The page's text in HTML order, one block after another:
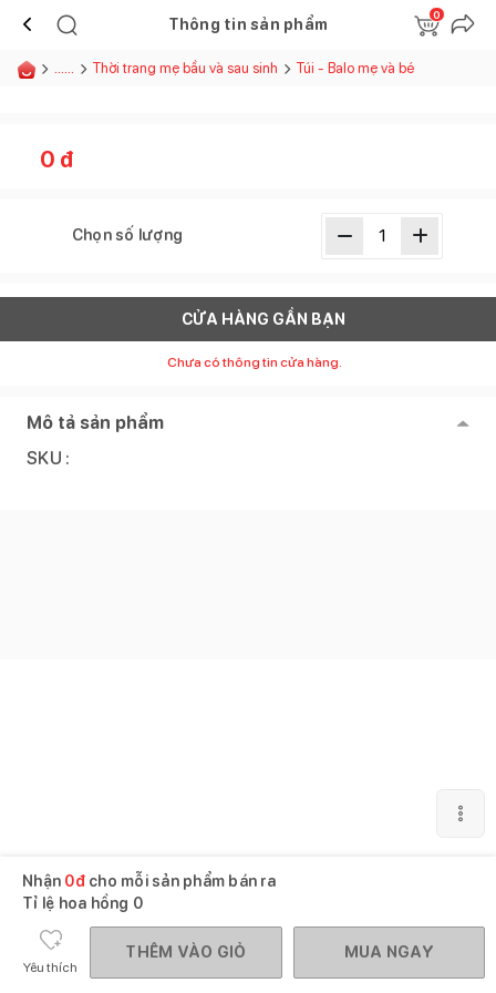
Thông tin sản phẩm
0
...... Thời trang mẹ bầu và sau sinh Túi - Balo mẹ và bé
0 đ
Chọn số lượng
CỬA HÀNG GẦN BẠN
Chưa có thông tin cửa hàng.
Mô tả sản phẩm
SKU :
Nhận 0đcho mỗi sản phẩm bán ra
Tỉ lệ hoa hồng 0
Yêu thích
THÊM VÀO GIỎ MUA NGAY